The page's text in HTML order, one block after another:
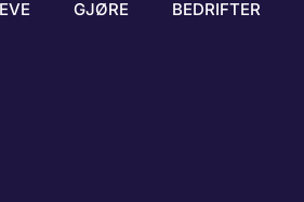
GJØRE BEDRIFTER